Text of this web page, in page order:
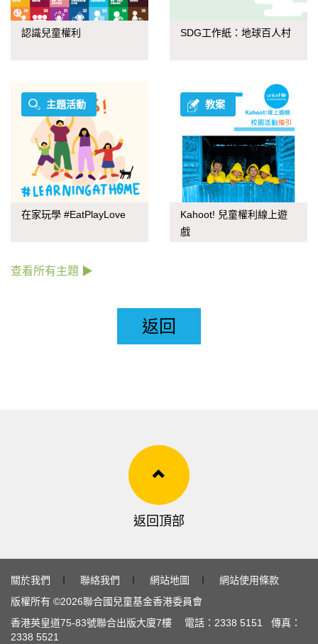
認識兒童權利 SDG工作紙：地球百人村
主題活動
在家玩學 #EatPlayLove
教案
Kahoot! 兒童權利線上遊
戲
查看所有主題 ▶
返回
返回頂部
關於我們 ∣ 聯絡我們 ∣ 網站地圖 ∣
網站使用條款
版權所有 ©2026聯合國兒童基金香港委員會
香港英皇道75-83號聯合出版大廈7樓 電話： 2338 5151 傳真：
2338 5521